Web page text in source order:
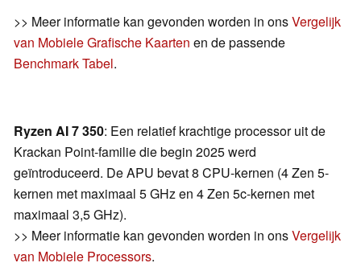
>> Meer informatie kan gevonden worden in onsVergelijk
van Mobiele Grafische Kaarten en de passende
Benchmark Tabel.
Ryzen AI 7 350: Een relatief krachtige processor uit de
Krackan Point-familie die begin 2025 werd
geïntroduceerd. De APU bevat 8 CPU-kernen (4 Zen 5-
kernen met maximaal 5 GHz en 4 Zen 5c-kernen met
maximaal 3,5 GHz).
>> Meer informatie kan gevonden worden in onsVergelijk
van Mobiele Processors.